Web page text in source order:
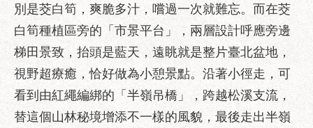
發
包
中
心
獎
勵
補
別是茭白筍，爽脆多汁，嚐過一次就難忘。而在茭
白筍種植區旁的「市景平台」，兩層設計呼應旁邊
梯田景致，抬頭是藍天，遠眺就是整片臺北盆地，
視野超療癒，恰好做為小憩景點。沿著小徑走，可
看到由紅繩編綁的「半嶺吊橋」，跨越松溪支流，
替這個山林秘境增添不一樣的風貌，最後走出半嶺